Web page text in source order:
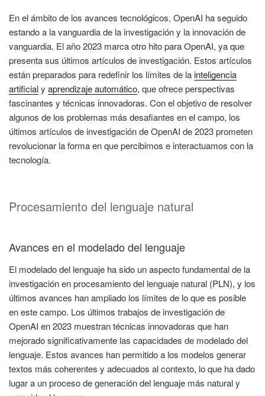
En el ámbito de los avances tecnológicos, OpenAI ha seguido
estando a la vanguardia de la investigación y la innovación de
vanguardia. El año 2023 marca otro hito para OpenAI, ya que
presenta sus últimos artículos de investigación. Estos artículos
están preparados para redefinir los límites de lainteligencia
artificialy aprendizaje automático, que ofrece perspectivas
fascinantes y técnicas innovadoras. Con el objetivo de resolver
algunos de los problemas más desafiantes en el campo, los
últimos artículos de investigación de OpenAI de 2023 prometen
revolucionar la forma en que percibimos e interactuamos con la
tecnología.
Procesamiento del lenguaje natural
Avances en el modelado del lenguaje
El modelado del lenguaje ha sido un aspecto fundamental de la
investigación en procesamiento del lenguaje natural (PLN), y los
últimos avances han ampliado los límites de lo que es posible
en este campo. Los últimos trabajos de investigación de
OpenAI en 2023 muestran técnicas innovadoras que han
mejorado significativamente las capacidades de modelado del
lenguaje. Estos avances han permitido a los modelos generar
textos más coherentes y adecuados al contexto, lo que ha dado
lugar a un proceso de generación del lenguaje más natural y